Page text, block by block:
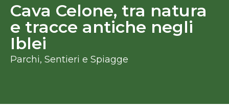
Cava Celone, tra natura
e tracce antiche negli
Iblei
Parchi, Sentieri e Spiagge